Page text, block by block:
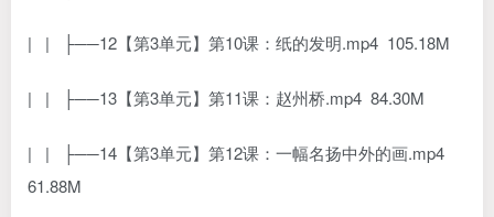
| | ├──12【第3单元】第10课：纸的发明.mp4 105.18M
| | ├──13【第3单元】第11课：赵州桥.mp4 84.30M
| | ├──14【第3单元】第12课：一幅名扬中外的画.mp4
61.88M